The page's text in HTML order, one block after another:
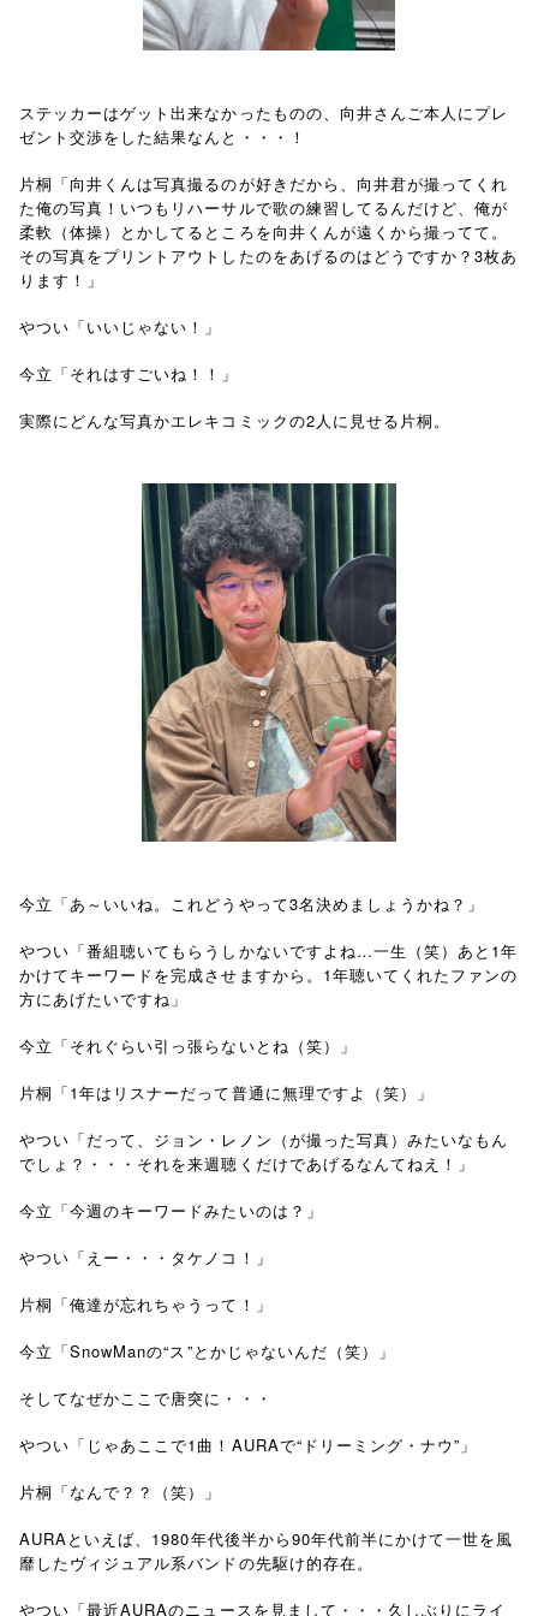
ステッカーはゲット出来なかったものの、向井さんご本人にプレ
ゼント交渉をした結果なんと・・・！
片桐「向井くんは写真撮るのが好きだから、向井君が撮ってくれ
た俺の写真！いつもリハーサルで歌の練習してるんだけど、俺が
柔軟（体操）とかしてるところを向井くんが遠くから撮ってて。
その写真をプリントアウトしたのをあげるのはどうですか？3枚あ
ります！」
やつい「いいじゃない！」
今立「それはすごいね！！」
実際にどんな写真かエレキコミックの2人に見せる片桐。
今立「あ～いいね。これどうやって3名決めましょうかね？」
やつい「番組聴いてもらうしかないですよね…一生（笑）あと1年
かけてキーワードを完成させますから。1年聴いてくれたファンの
方にあげたいですね」
今立「それぐらい引っ張らないとね（笑）」
片桐「1年はリスナーだって普通に無理ですよ（笑）」
やつい「だって、ジョン・レノン（が撮った写真）みたいなもん
でしょ？・・・それを来週聴くだけであげるなんてねえ！」
今立「今週のキーワードみたいのは？」
やつい「えー・・・タケノコ！」
片桐「俺達が忘れちゃうって！」
今立「SnowManの“ス”とかじゃないんだ（笑）」
そしてなぜかここで唐突に・・・
やつい「じゃあここで1曲！AURAで“ドリーミング・ナウ”」
片桐「なんで？？（笑）」
AURAといえば、1980年代後半から90年代前半にかけて一世を風
靡したヴィジュアル系バンドの先駆け的存在。
やつい「最近AURAのニュースを見まして・・・久しぶりにライ